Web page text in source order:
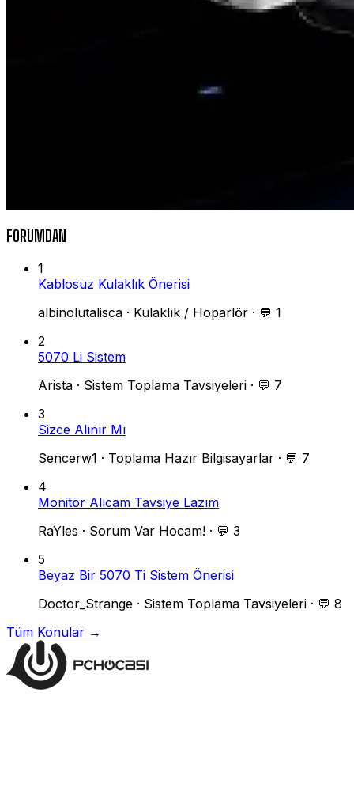
FORUMDAN
1
Kablosuz Kulaklık Önerisi
albinolutalisca · Kulaklık / Hoparlör · 💬 1
2
5070 Li Sistem
Arista · Sistem Toplama Tavsiyeleri · 💬 7
3
Sizce Alınır Mı
Sencerw1 · Toplama Hazır Bilgisayarlar · 💬 7
4
Monitör Alıcam Tavsiye Lazım
RaYles · Sorum Var Hocam! · 💬 3
5
Beyaz Bir 5070 Ti Sistem Önerisi
Doctor_Strange · Sistem Toplama Tavsiyeleri · 💬 8
Tüm Konular →